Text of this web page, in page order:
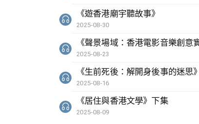
《遊香港廟宇聽故事》
2025-08-30
《聲景場域：香港電影音樂創意
2025-08-23
《生前死後：解開身後事的迷思》
2025-08-16
《居住與香港文學》下集
2025-08-09